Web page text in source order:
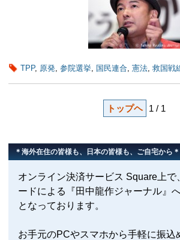
TPP, 原発, 参院選挙, 国民連合, 憲法, 救国戦
トップヘ 1 / 1
＊海外在住の皆様も、日本の皆様も、ご自宅から＊
オンライン決済サービス Square上で
ードによる『田中龍作ジャーナル』
となっております。
お手元のPCやスマホから手軽に振込